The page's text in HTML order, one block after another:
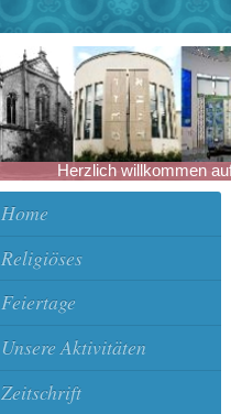
Herzlich willkommen
Home
Religiöses
Feiertage
Unsere Aktivitäten
Zeitschrift